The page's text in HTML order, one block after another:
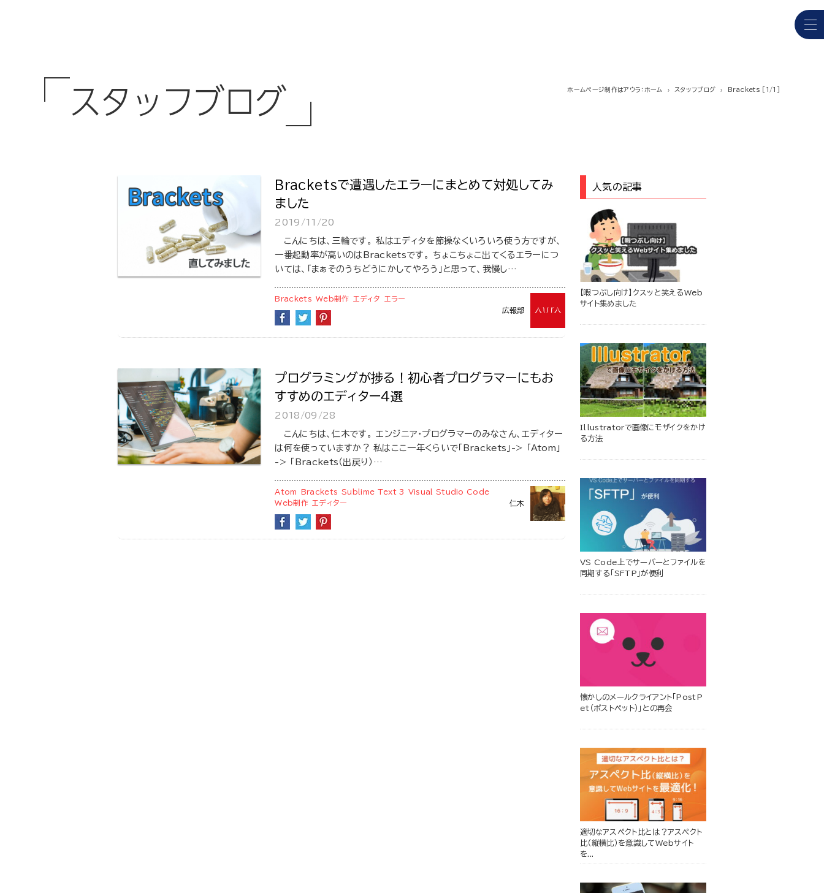
スタッフブログ ホームページ制作はアウラ：ホーム スタッフブログ Brackets [1/1]
Bracketsで遭遇したエラーにまとめて対処してみ
ました
2019/11/20
こんにちは、三輪です。 私はエディタを節操なくいろいろ使う方ですが、
一番起動率が高いのはBracketsです。 ちょこちょこ出てくるエラーにつ
いては、「まぁそのうちどうにかしてやろう」と思って、我慢し…
広報部
Brackets Web制作 エディタ エラー
プログラミングが捗る！初心者プログラマーにもお
すすめのエディター４選
2018/09/28
こんにちは、仁木です。 エンジニア・プログラマーのみなさん、エディター
は何を使っていますか？ 私はここ一年くらいで「Brackets」-> 「Atom」
-> 「Brackets（出戻り）…
仁木
Atom Brackets Sublime Text 3
Visual Studio Code
Web制作 エディター
人気の記事
【暇つぶし向け】クスッと笑えるWeb
サイト集めました
Illustratorで画像にモザイクをかけ
る方法
VS Code上でサーバーとファイルを
同期する「SFTP」が便利
懐かしのメールクライアント「PostP
et（ポストペット）」との再会
適切なアスペクト比とは？アスペクト
比（縦横比）を意識してWebサイト
を...